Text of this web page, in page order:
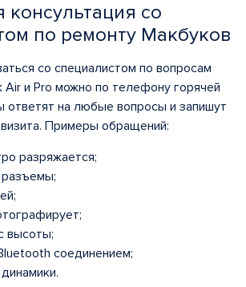
консультация со
по ремонту Макбуков
со специалистом по вопросам
Air и Pro можно по телефону горячей
ответят на любые вопросы и запишут
Примеры обращений:
разряжается;
высоты;
соединением;